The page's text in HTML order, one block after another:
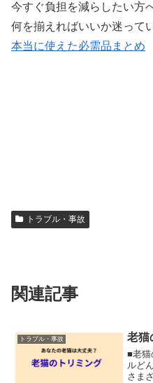
今すぐ負担を減らしたい方
何を揃えればいいか迷って
本当に使えた必需品まとめ
トラブル・事故
関連記事
トラブル・事故 老猫
■老猫
ルど
さま